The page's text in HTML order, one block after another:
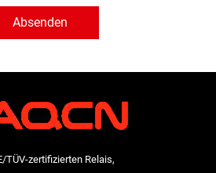
Absenden
TÜV-zertifizierten Relais,